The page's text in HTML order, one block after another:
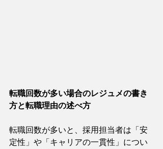
転職回数が多い場合のレジュメの書き
方と転職理由の述べ方
転職回数が多いと、採用担当者は「安
定性」や「キャリアの一貫性」につい